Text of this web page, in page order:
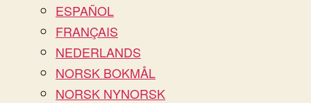
ESPAÑOL
FRANÇAIS
NEDERLANDS
NORSK BOKMÅL
NORSK NYNORSK